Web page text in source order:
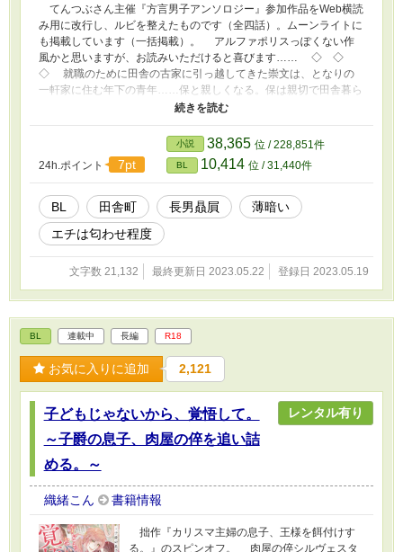
てんつぶさん主催『方言男子アンソロジー』参加作品をWeb横読
み用に改行し、ルビを整えたものです（全四話）。ムーンライトに
も掲載しています（一括掲載）。 アルファポリスっぽくない作
風かと思いますが、お読みいただけると喜びます…… ◇ ◇
◇ 就職のために田舎の古家に引っ越してきた崇文は、となりの
一軒家に住む年下の青年……保と親しくなる。保は親切で田舎暮ら
しに困る崇文の世話をあれこれと焼き、すっかりふたりは気を許し
た仲になった。互いに家を行き来して食事を共にするほどに……。
しかし崇文は、二十歳そこそこの青年が家族と離れて暮らすのを訝
しむ。穏やかで優しい青年に垣間見える影は、崇文の心を揺らすの
だった。
24h.ポイント 7pt
小説 38,365 位 / 228,851件
BL 10,414 位 / 31,440件
BL 田舎町 長男贔屓
薄暗い
エチは匂わせ程度
文字数 21,132 最終更新日 2023.05.22 登録日 2023.05.19
BL 連載中 長編 R18
お気に入りに追加 2,121
子どもじゃないから、覚悟して。
～子爵の息子、肉屋の倅を追い詰
める。～
レンタル有り
織緒こん 書籍情報
拙作『カリスマ主婦の息子、王様を餌付けす
る。』のスピンオフ。 肉屋の倅シルヴェスタ